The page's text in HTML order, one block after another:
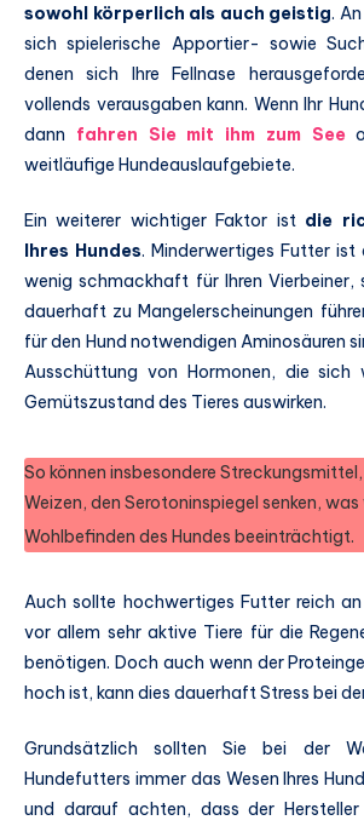
sowohl körperlich als auch geistig.
sich spielerische Apportier- sowie
denen sich Ihre Fellnase
vollends verausgaben kann. Wenn Ihr
dann fahren Sie mit ihm zum See
weitläufige Hundeauslaufgebiete.
Ein weiterer wichtiger Faktor ist die
Ihres Hundes. Minderwertiges Futter
wenig schmackhaft für Ihren Vierbeiner,
dauerhaft zu Mangelerscheinungen
für den Hund notwendigen Aminosäuren
Ausschüttung von Hormonen, die sich
Gemütszustand des Tieres auswirken.
So können insbesondere
Weizen, den Serotoninspiegel senken,
Wohlbefinden des Hundes beeinträchtigt.
Auch sollte hochwertiges Futter reich an
vor allem sehr aktive Tiere für die
benötigen. Doch auch wenn der
hoch ist, kann dies dauerhaft Stress bei
Grundsätzlich sollten Sie bei der
Hundefutters immer das Wesen Ihres
und darauf achten, dass der